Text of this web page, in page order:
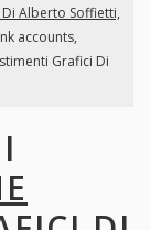
Alberto Soffietti,
accounts,
Grafici Di